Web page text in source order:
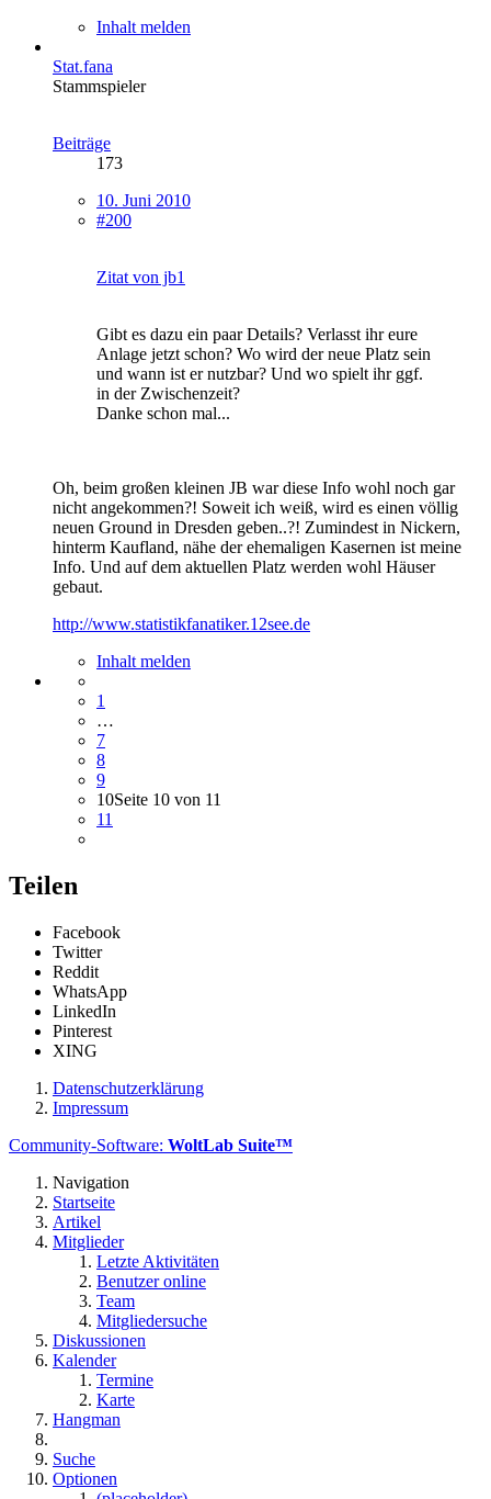
Inhalt melden
Stat.fana
Stammspieler
Beiträge
173
10. Juni 2010
#200
Zitat von jb1
Gibt es dazu ein paar Details? Verlasst ihr eure
Anlage jetzt schon? Wo wird der neue Platz sein
und wann ist er nutzbar? Und wo spielt ihr ggf.
in der Zwischenzeit?
Danke schon mal...
Oh, beim großen kleinen JB war diese Info wohl noch gar
nicht angekommen?! Soweit ich weiß, wird es einen völlig
neuen Ground in Dresden geben..?! Zumindest in Nickern,
hinterm Kaufland, nähe der ehemaligen Kasernen ist meine
Info. Und auf dem aktuellen Platz werden wohl Häuser
gebaut.
http://www.statistikfanatiker.12see.de
Inhalt melden
1
…
7
8
9
10Seite 10 von 11
11
Teilen
Facebook
Twitter
Reddit
WhatsApp
LinkedIn
Pinterest
XING
Datenschutzerklärung
Impressum
Community-Software: WoltLab Suite™
Navigation
Startseite
Artikel
Mitglieder
Letzte Aktivitäten
Benutzer online
Team
Mitgliedersuche
Diskussionen
Kalender
Termine
Karte
Hangman
Suche
Optionen